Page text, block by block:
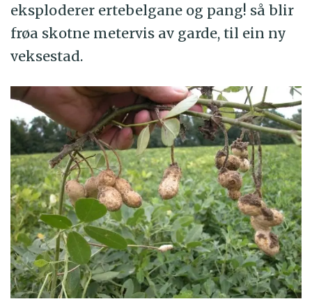
eksploderer ertebelgane og pang! så blir
frøa skotne metervis av garde, til ein ny
veksestad.